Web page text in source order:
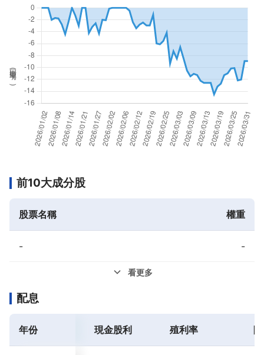
回撤率(
%
)
前10大成分股
股票名稱 權重
- -
看更多
配息
年份 現金股利 殖利率